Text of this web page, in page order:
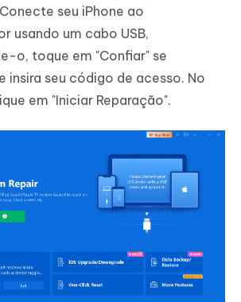
seu iPhone ao
usando um cabo USB,
o, toque em "Confiar" se
insira seu código de acesso. No
em "Iniciar Reparação".